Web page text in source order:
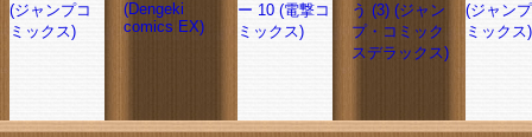
(ジャンプコ
ミックス)
ー 10 (電撃コ
ミックス)
(ジャン
ミックス)